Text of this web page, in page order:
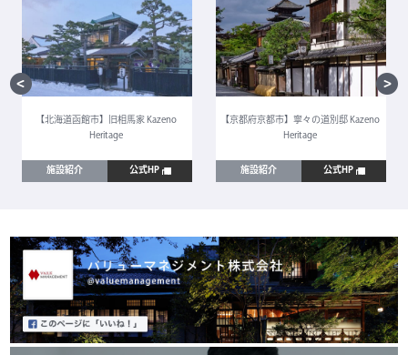
【北海道函館市】旧相馬家 Kazeno
Heritage
施設紹介 公式HP
【京都府京都市】寧々の道別邸 Kazeno
Heritage
施設紹介 公式HP